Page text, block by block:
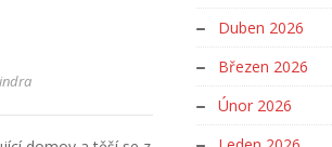
Duben 2026
Březen 2026
Únor 2026